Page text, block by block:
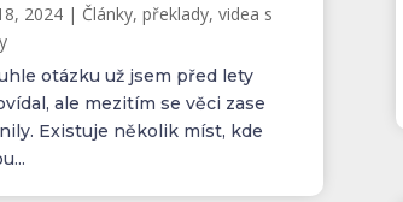
2024 | Články, překlady, videa s
otázku už jsem před lety
ale mezitím se věci zase
Existuje několik míst, kde